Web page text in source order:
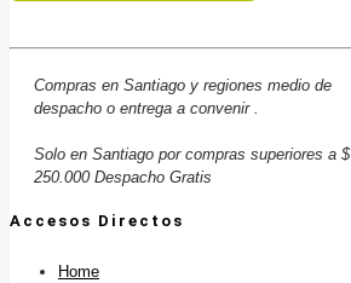
Compras en Santiago y regiones medio de
despacho o entrega a convenir .
Solo en Santiago por compras superiores a $
250.000 Despacho Gratis
Accesos Directos
Home